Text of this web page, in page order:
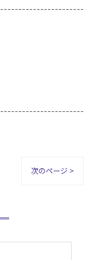
次のページ >